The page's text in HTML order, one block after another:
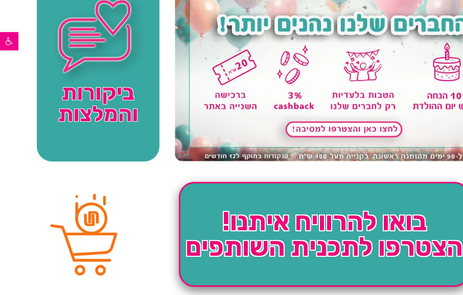
פתח סרגל נגישות
ביקורות
והמלצות
בואו להרוויח איתנו!
הצטרפו לתכנית השותפים